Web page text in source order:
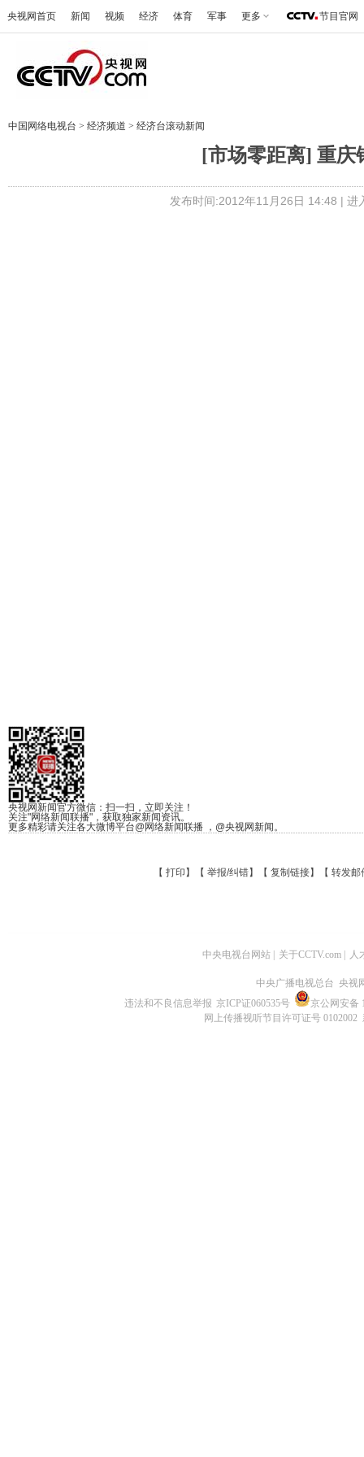
央视网首页 新闻 视频 经济 体育 军事 更多 节目官网
中国网络电视台 > 经济频道 > 经济台滚动新闻
[市场零距离] 重庆
发布时间:2012年11月26日 14:48 | 进
央视网新闻官方微信：扫一扫，立即关注！
关注"网络新闻联播"，获取独家新闻资讯。
更多精彩请关注各大微博平台@网络新闻联播 ，@央视网新闻。
【 打印 】【 举报/纠错】【 复制链接】【 转发邮
中央电视台网站 关于CCTV.com 人
中央广播电视总台 央视
违法和不良信息举报 京ICP证060535号
京公网安备
网上传播视听节目许可证号 0102002